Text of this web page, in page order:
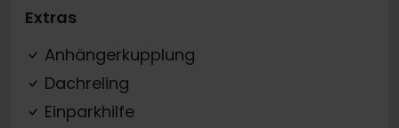
Extras
Anhängerkupplung
Dachreling
Einparkhilfe